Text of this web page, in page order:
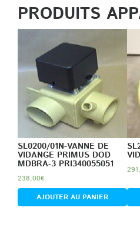
PRODUITS
SL0200/01N-VANNE DE
VIDANGE PRIMUS DOD
MDBRA-3 PRI340055051
238,00€
AJOUTER AU PANIER